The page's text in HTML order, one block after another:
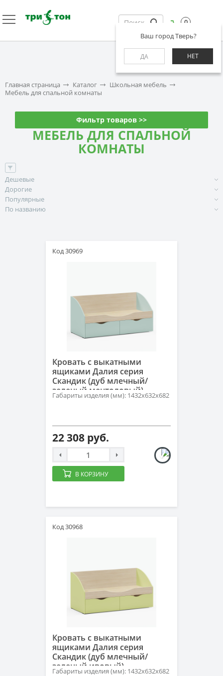
Ваш город Тверь?
ДА НЕТ
0
Главная страница Каталог
Школьная мебель
Мебель для спальной комнаты
Фильтр товаров >>
МЕБЕЛЬ ДЛЯ СПАЛЬНОЙ
КОМНАТЫ
Дешевые
Дорогие
Популярные
По названию
Код 30969
Кровать с выкатными
ящиками Далия серия
Скандик (дуб млечный/
зеленый ментоловый)
Габариты изделия (мм): 1432х632х682
22 308 руб.
В КОРЗИНУ
Код 30968
Кровать с выкатными
ящиками Далия серия
Скандик (дуб млечный/
зеленый ивовый)
Габариты изделия (мм): 1432х632х682